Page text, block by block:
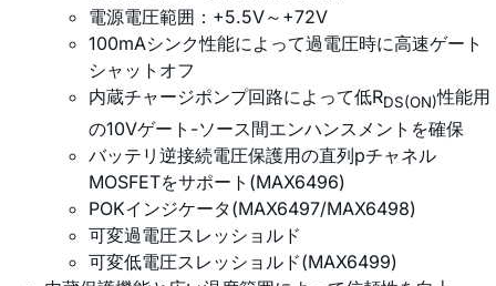
電源電圧範囲：+5.5V～+72V
100mAシンク性能によって過電圧時に高速ゲート
シャットオフ
内蔵チャージポンプ回路によって低RDS(ON)性能用
の10Vゲート-ソース間エンハンスメントを確保
バッテリ逆接続電圧保護用の直列pチャネル
MOSFETをサポート(MAX6496)
POKインジケータ(MAX6497/MAX6498)
可変過電圧スレッショルド
可変低電圧スレッショルド(MAX6499)